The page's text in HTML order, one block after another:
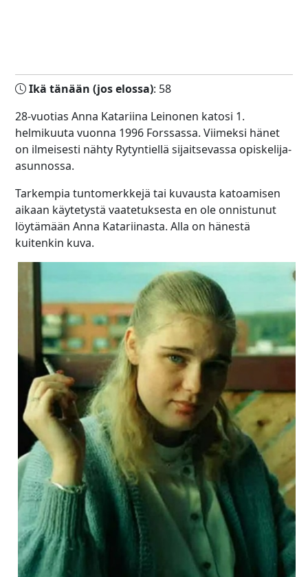
Ikä tänään (jos elossa): 58
28-vuotias Anna Katariina Leinonen katosi 1.
helmikuuta vuonna 1996 Forssassa. Viimeksi hänet
on ilmeisesti nähty Rytyntiellä sijaitsevassa opiskelija-
asunnossa.
Tarkempia tuntomerkkejä tai kuvausta katoamisen
aikaan käytetystä vaatetuksesta en ole onnistunut
löytämään Anna Katariinasta. Alla on hänestä
kuitenkin kuva.